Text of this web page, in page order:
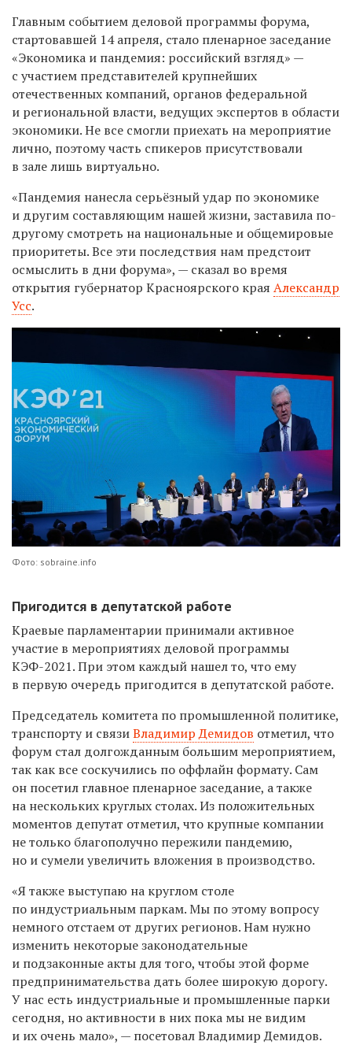
Главным событием деловой программы форума,
стартовавшей 14 апреля, стало пленарное заседание
«Экономика и пандемия: российский взгляд» —
с участием представителей крупнейших
отечественных компаний, органов федеральной
и региональной власти, ведущих экспертов в области
экономики. Не все смогли приехать на мероприятие
лично, поэтому часть спикеров присутствовали
в зале лишь виртуально.
«Пандемия нанесла серьёзный удар по экономике
и другим составляющим нашей жизни, заставила по-
другому смотреть на национальные и общемировые
приоритеты. Все эти последствия нам предстоит
осмыслить в дни форума», — сказал во время
открытия губернатор Красноярского края Александр
Усс.
Фото: sobraine.info
Пригодится в депутатской работе
Краевые парламентарии принимали активное
участие в мероприятиях деловой программы
КЭФ-2021. При этом каждый нашел то, что ему
в первую очередь пригодится в депутатской работе.
Председатель комитета по промышленной политике,
транспорту и связиВладимир Демидов отметил, что
форум стал долгожданным большим мероприятием,
так как все соскучились по оффлайн формату. Сам
он посетил главное пленарное заседание, а также
на нескольких круглых столах. Из положительных
моментов депутат отметил, что крупные компании
не только благополучно пережили пандемию,
но и сумели увеличить вложения в производство.
«Я также выступаю на круглом столе
по индустриальным паркам. Мы по этому вопросу
немного отстаем от других регионов. Нам нужно
изменить некоторые законодательные
и подзаконные акты для того, чтобы этой форме
предпринимательства дать более широкую дорогу.
У нас есть индустриальные и промышленные парки
сегодня, но активности в них пока мы не видим
и их очень мало», — посетовал Владимир Демидов.